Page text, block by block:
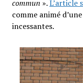
commun ».L’article
comme animé
incessantes.